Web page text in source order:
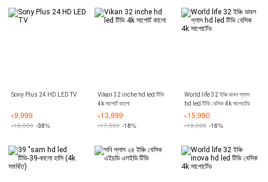
Sony Plus 24 HD LED TV
৳9,999
৳16,000 -38%
Vikan 32 inche hd led টিভি
4k সাপোর্ট কালো
৳13,999
৳17,000 -18%
World life 32 ইঞ্চি ডাবল গ্লাস
hd led টিভি বেসিক 4k সাপোর্টেড
৳15,990
৳19,000 -16%